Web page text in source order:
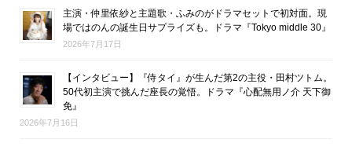
主演・仲里依紗と主題歌・ふみのがドラマセットで初対面。現
場ではのんの誕生日サプライズも。ドラマ『Tokyo middle 30』
2026年7月17日
【インタビュー】『侍タイ』が生んだ第2の主役・田村ツトム。
50代初主演で挑んだ座長の覚悟。ドラマ『心配無用ノ介 天下御
免』
2026年7月16日